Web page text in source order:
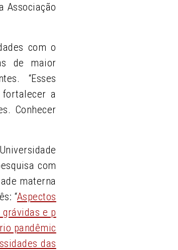
Associação
com o
de maior
“Esses
a
Conhecer
com
materna
“Aspectos
e p
pandêmic
das